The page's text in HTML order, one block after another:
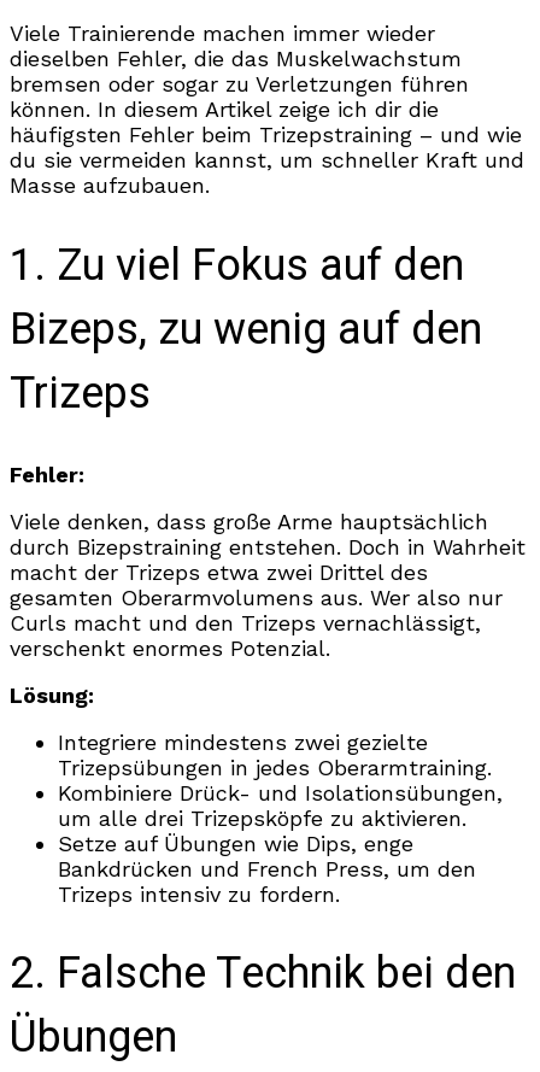
Viele Trainierende machen immer wieder
dieselben Fehler, die das Muskelwachstum
bremsen oder sogar zu Verletzungen führen
können. In diesem Artikel zeige ich dir die
häufigsten Fehler beim Trizepstraining – und wie
du sie vermeiden kannst, um schneller Kraft und
Masse aufzubauen.
1. Zu viel Fokus auf den
Bizeps, zu wenig auf den
Trizeps
Fehler:
Viele denken, dass große Arme hauptsächlich
durch Bizepstraining entstehen. Doch in Wahrheit
macht der Trizeps etwa zwei Drittel des
gesamten Oberarmvolumens aus. Wer also nur
Curls macht und den Trizeps vernachlässigt,
verschenkt enormes Potenzial.
Lösung:
Integriere mindestens zwei gezielte
Trizepsübungen in jedes Oberarmtraining.
Kombiniere Drück- und Isolationsübungen,
um alle drei Trizepsköpfe zu aktivieren.
Setze auf Übungen wie Dips, enge
Bankdrücken und French Press, um den
Trizeps intensiv zu fordern.
2. Falsche Technik bei den
Übungen